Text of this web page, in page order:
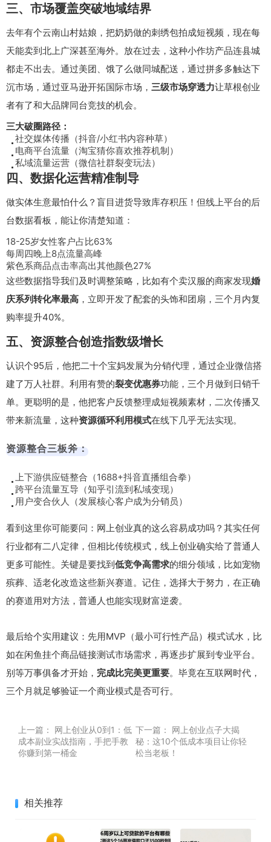
三、市场覆盖突破地域结界
去年有个云南山村姑娘，把奶奶做的刺绣包拍成短视频，现在每
天能卖到北上广深甚至海外。放在过去，这种小作坊产品连县城
都走不出去。通过美团、饿了么做同城配送，通过拼多多触达下
沉市场，通过亚马逊开拓国际市场， 三级市场穿透力让草根创业
者有了和大品牌同台竞技的机会。
三大破圈路径：
社交媒体传播（抖音/小红书内容种草）
电商平台流量（淘宝猜你喜欢推荐机制）
私域流量运营（微信社群裂变玩法）
四、数据化运营精准制导
做实体生意最怕什么？盲目进货导致库存积压！但线上平台的后
台数据看板，能让你清楚知道：
18-25岁女性客户占比63%
每周四晚上8点流量高峰
紫色系商品点击率高出其他颜色27%
这些数据指导我们及时调整策略，比如有个卖汉服的商家发现婚
庆系列转化率最高 ，立即开发了配套的头饰和团扇，三个月内复
购率提升40%。
五、资源整合创造指数级增长
认识个95后，他把二十个宝妈发展为分销代理，通过企业微信搭
建了万人社群。利用有赞的裂变优惠券功能，三个月做到日销千
单。更聪明的是，他把客户反馈整理成短视频素材，二次传播又
带来新流量，这种资源循环利用模式在线下几乎无法实现。
资源整合三板斧：
上下游供应链整合（1688+抖音直播组合拳）
跨平台流量互导（知乎引流到私域变现）
用户变合伙人（发展核心客户成为分销员）
看到这里你可能要问：网上创业真的这么容易成功吗？其实任何
行业都有二八定律，但相比传统模式，线上创业确实给了普通人
更多可能性。关键是要找到低竞争高需求的细分领域，比如宠物
殡葬、适老化改造这些新兴赛道。记住，选择大于努力，在正确
的赛道用对方法，普通人也能实现财富逆袭。
最后给个实用建议：先用MVP（最小可行性产品）模式试水，比
如在闲鱼挂个商品链接测试市场需求，再逐步扩展到专业平台。
别等万事俱备才开始， 完成比完美更重要。毕竟在互联网时代，
三个月就足够验证一个商业模式是否可行。
上一篇：
网上创业从0到1：低
成本副业实战指南，手把手教
你赚到第一桶金
下一篇：
网上创业点子大揭
秘：这10个低成本项目让你轻
松当老板！
相关推荐